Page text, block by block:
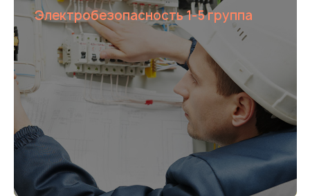
Электробезопасность 1-5 группа